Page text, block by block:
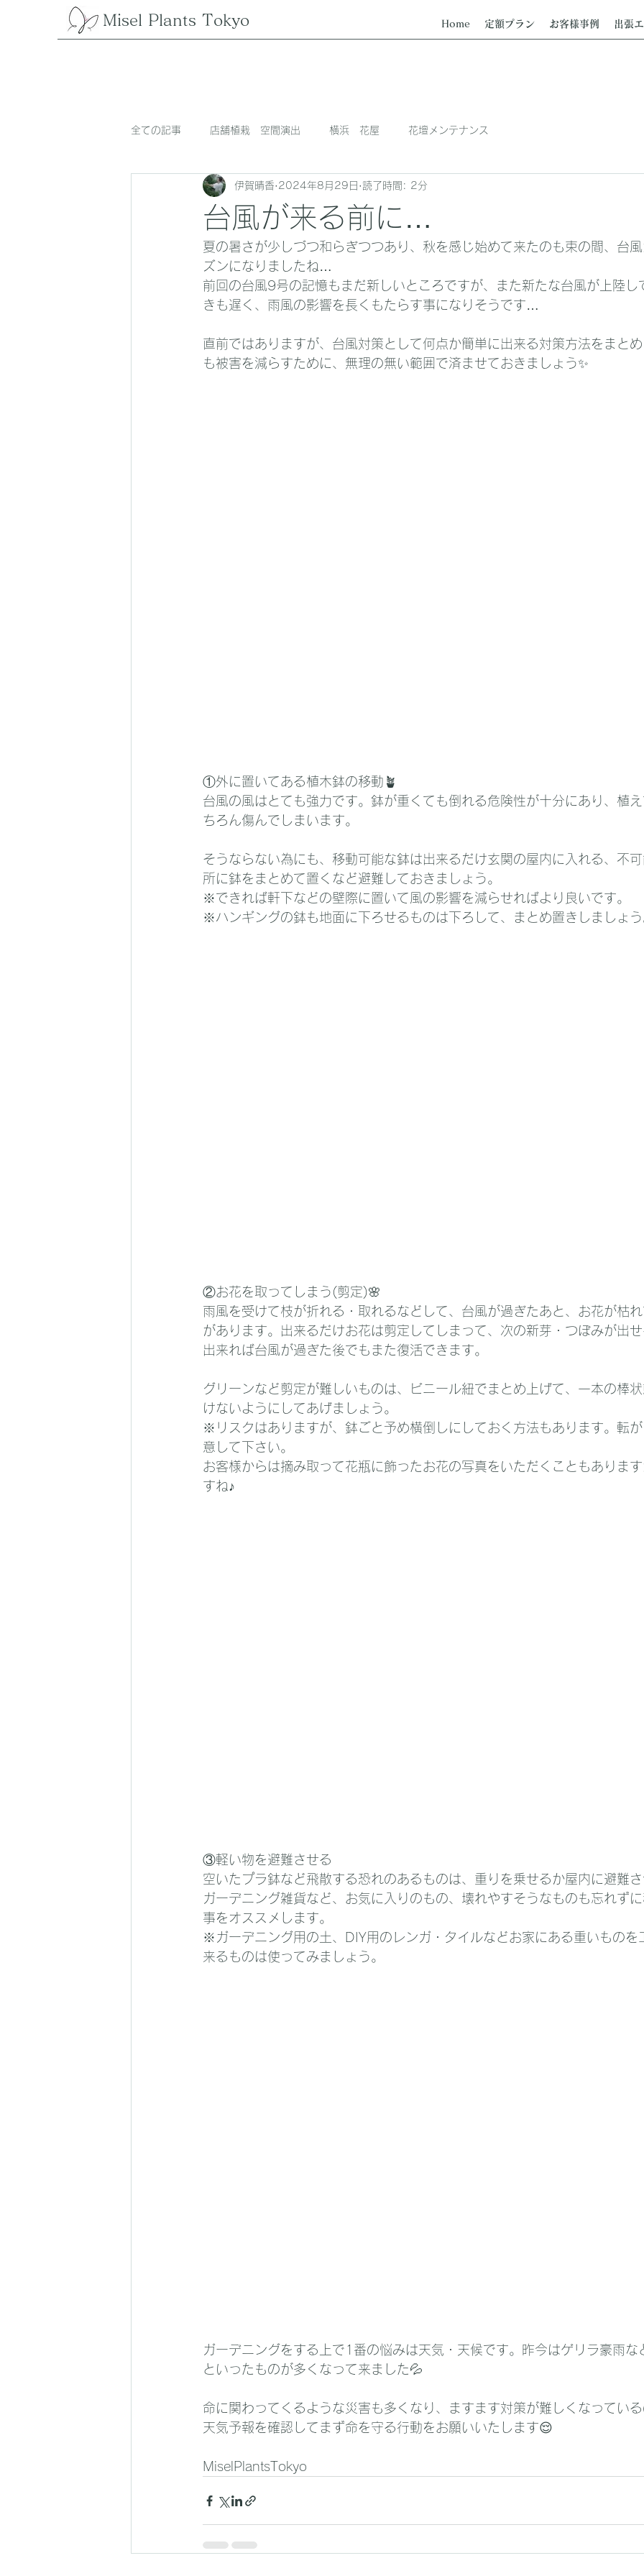
Misel Plants Tokyo Home 定額プラン お客様事例 出張
全ての記事 店舗植栽 空間演出 横浜 花屋 花壇メンテナンス
台風が来る前に…
伊賀晴香 2024年8月29日 読了時間: 2分
夏の暑さが少しづつ和らぎつつあり、秋を感じ始めて来たのも束の間、台
ズンになりましたね…
前回の台風9号の記憶もまだ新しいところですが、また新たな台風が上陸し
きも遅く、雨風の影響を長くもたらす事になりそうです…
直前ではありますが、台風対策として何点か簡単に出来る対策方法をまと
も被害を減らすために、無理の無い範囲で済ませておきましょう✨
①外に置いてある植木鉢の移動🪴
台風の風はとても強力です。鉢が重くても倒れる危険性が十分にあり、植
ちろん傷んでしまいます。
そうならない為にも、移動可能な鉢は出来るだけ玄関の屋内に入れる、不
所に鉢をまとめて置くなど避難しておきましょう。
※できれば軒下などの壁際に置いて風の影響を減らせればより良いです。
※ハンギングの鉢も地面に下ろせるものは下ろして、まとめ置きしましょう
②お花を取ってしまう(剪定)🌸
雨風を受けて枝が折れる・取れるなどして、台風が過ぎたあと、お花が枯
があります。出来るだけお花は剪定してしまって、次の新芽・つぼみが出
出来れば台風が過ぎた後でもまた復活できます。
グリーンなど剪定が難しいものは、ビニール紐でまとめ上げて、一本の棒
けないようにしてあげましょう。
※リスクはありますが、鉢ごと予め横倒しにしておく方法もあります。転
意して下さい。
お客様からは摘み取って花瓶に飾ったお花の写真をいただくこともありま
すね♪
③軽い物を避難させる
空いたプラ鉢など飛散する恐れのあるものは、重りを乗せるか屋内に避難さ
ガーデニング雑貨など、お気に入りのもの、壊れやすそうなものも忘れずに
事をオススメします。
※ガーデニング用の土、DIY用のレンガ・タイルなどお家にある重いものを
来るものは使ってみましょう。
ガーデニングをする上で1番の悩みは天気・天候です。昨今はゲリラ豪雨な
といったものが多くなって来ました💦
命に関わってくるような災害も多くなり、ますます対策が難しくなっている
天気予報を確認してまず命を守る行動をお願いいたします😌
MiselPlantsTokyo